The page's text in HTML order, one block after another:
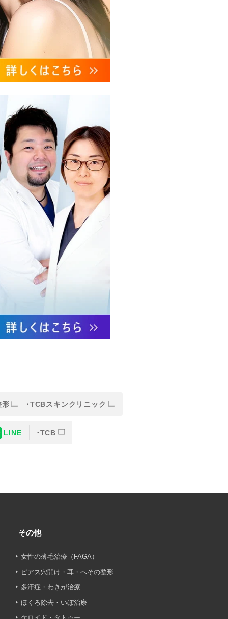
ケートの送受信及びこれに
不正アクセス・紛失・破
措置を講じます。
ます。
て責任を有します。
の他お問い合わせについ
形 TCBスキンクリニック
LINE TCB
その他
女性の薄毛治療（FAGA）
ピアス穴開け・耳・へその整形
多汗症・わきが治療
ほくろ除去・いぼ治療